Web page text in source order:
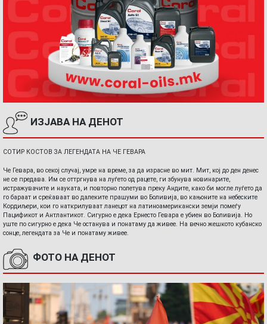
ИЗЈАВА НА ДЕНОТ
СОТИР КОСТОВ ЗА ЛЕГЕНДАТА НА ЧЕ ГЕВАРА
Че Гевара, во секој случај, умре на време, за да израсне во мит. Мит, кој до ден денес
не се предава. Им се оттргнува на луѓето од рацете, ги збунува новинарите,
истражувачите и науката, и повторно полетува преку Андите, како би могле луѓето да
го бараат и среќаваат во далеките прашуми во Боливија, во кањоните на небеските
Кордиљери, кои го наткрилуваат ланецот на латиноамерикански земји помеѓу
Пацификот и Антлантикот. Сигурно е дека Ернесто Гевара е убиен во Боливија. Но
уште по сигурно е дека Че останува и понатаму да живее. На вечно жешкото кубанско
сонце, легендата за Че и понатаму живее.
ФОТО НА ДЕНОТ